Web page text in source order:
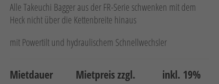
Verweis
Facebook
Verweis
Instagram
Alle Takeuchi Bagger aus der FR-Serie schwenken mit dem
Heck nicht über die Kettenbreite hinaus
mit Powertilt und hydraulischem Schnellwechsler
Mietdauer
Mietpreis zzgl.
inkl. 19%